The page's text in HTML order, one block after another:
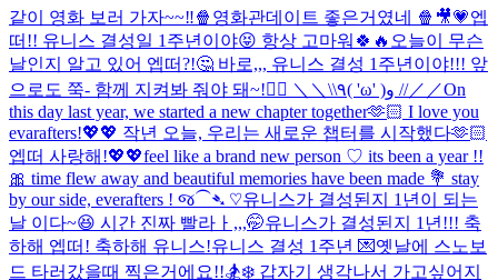
같이 영화 보러 가자~~‼️🍿 영화관데이트 좋은거였네 🍿🎥💗엡
떠!! 유니스 결성일 1주년이야😝 항상 고마워🍀🔥 오늘이 무슨
날인지 알고 있어 엡떠?!🤔 바로,,, 유니스 결성 1주년이야!!! 앞
으로도 쭉- 함께 지켜봐 줘야 돼~!❤️‍🔥 ＼＼\\٩( 'ω' )و //／／On
this day last year, we started a new chapter together🫶🏻 I love you
evarafters!💖💖 작년 오늘, 우리는 새로운 챕터를 시작했다🫶🏻
엡떠 사랑해!💖💖feel like a brand new person ♡ its been a year !!
🎀 time flew away and beautiful memories have been made 💐 stay
by our side, everafters ! જ⁀➴ ♡유니스가 결성된지 1년이 되는
날 이다~😆 시간 진짜 빨라ㅏ,,,🤭유니스가 결성된지 1년!!! 축
하해 엡떠! 축하해 유니스!유니스 결성 1주년 💌옛날에 스노보
드 타러갔을때 찍은거에요!!🏂❄️ 갑자기 생각나서 가고싶어지